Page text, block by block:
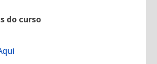
do curso